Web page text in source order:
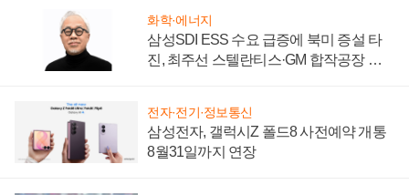
화학·에너지
삼성SDI ESS 수요 급증에 북미 증설 타
진, 최주선 스텔란티스·GM 합작공장 건
전자·전기·정보통신
삼성전자, 갤럭시Z 폴드8 사전예약 개통
8월31일까지 연장